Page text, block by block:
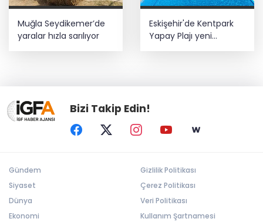
Muğla Seydikemer’de
yaralar hızla sarılıyor
Eskişehir'de Kentpark
Yapay Plajı yeni
sezonda hizmete açıldı
Bizi Takip Edin!
Gündem
Siyaset
Dünya
Ekonomi
Gizlilik Politikası
Çerez Politikası
Veri Politikası
Kullanım Şartnamesi